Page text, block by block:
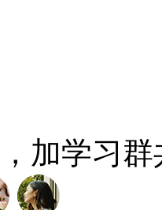
加学习